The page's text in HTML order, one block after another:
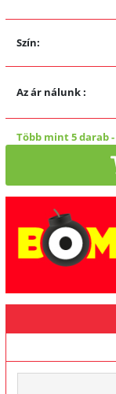
Szín:
Az ár nálunk:
Több mint 5 darab-